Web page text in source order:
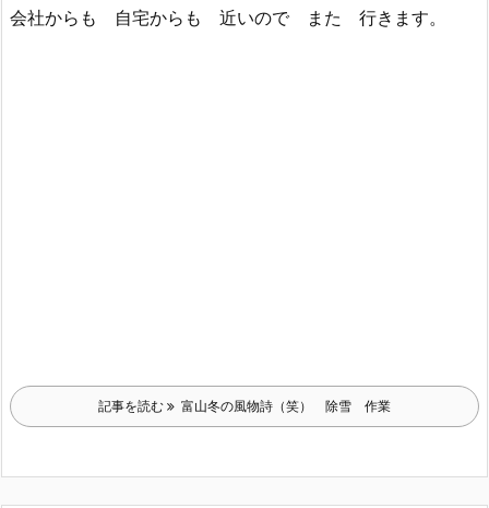
会社からも 自宅からも 近いので また 行きます。
記事を読む 富山冬の風物詩（笑） 除雪 作業